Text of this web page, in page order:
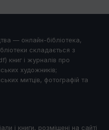
— онлайн-бібліотека,
складається з
книг і журналів про
художників;
митців, фотографій та
і книги, розміщені на сайті